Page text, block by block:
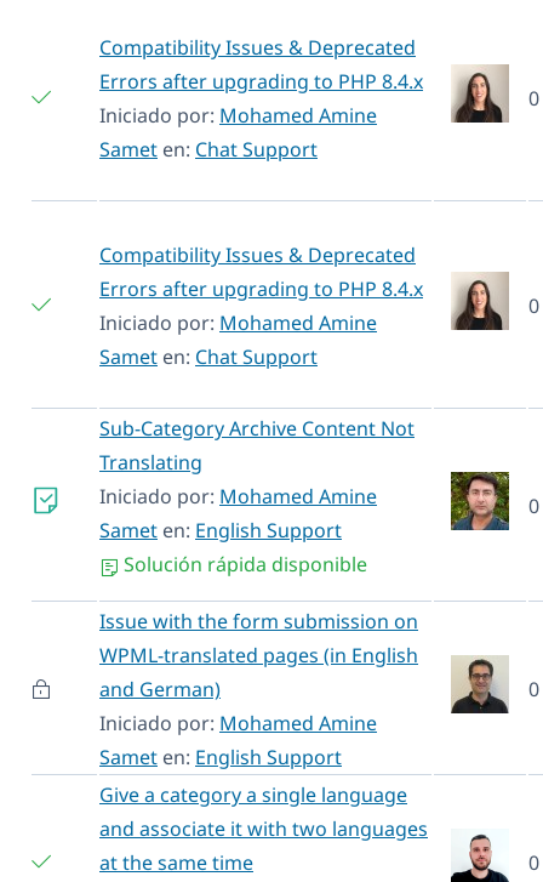
Compatibility Issues & Deprecated
Errors after upgrading to PHP 8.4.x
Iniciado por: Mohamed Amine
Samet en: Chat Support
0
Compatibility Issues & Deprecated
Errors after upgrading to PHP 8.4.x
Iniciado por: Mohamed Amine
Samet en: Chat Support
0
Sub-Category Archive Content Not
Translating
Iniciado por: Mohamed Amine
Samet en: English Support
Solución rápida disponible
0
Issue with the form submission on
WPML-translated pages (in English
and German)
Iniciado por: Mohamed Amine
Samet en: English Support
0
Give a category a single language
and associate it with two languages
at the same time
0